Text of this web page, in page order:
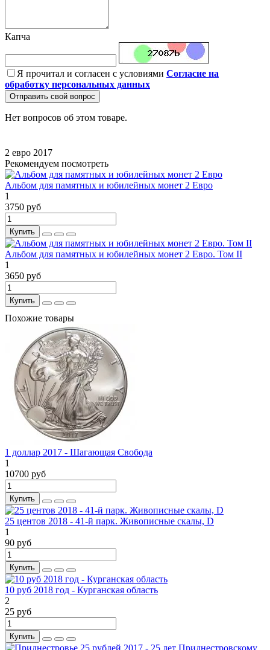
Капча
Я прочитал и согласен с условиями Согласие на
обработку персональных данных
Отправить свой вопрос
Нет вопросов об этом товаре.
2 евро 2017
Рекомендуем посмотреть
Альбом для памятных и юбилейных монет 2 Евро
1
3750 руб
Купить
Альбом для памятных и юбилейных монет 2 Евро. Том II
1
3650 руб
Купить
Похожие товары
1 доллар 2017 - Шагающая Свобода
1
10700 руб
Купить
25 центов 2018 - 41-й парк. Живописные скалы, D
1
90 руб
Купить
10 руб 2018 год - Курганская область
2
25 руб
Купить